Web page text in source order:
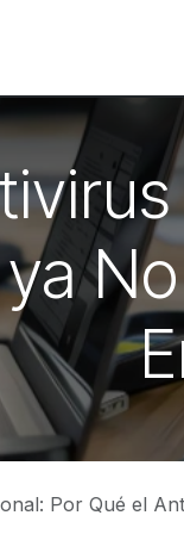
Por Qué el